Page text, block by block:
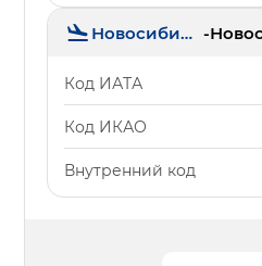
Новосибирск -
Код ИАТА
Код ИКАО
Внутренний код